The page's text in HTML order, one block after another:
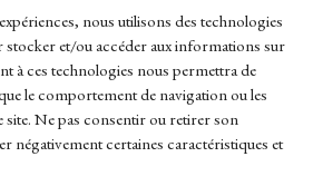
nous utilisons des technologies
stocker et/ou accéder aux informations sur
à ces technologies nous permettra de
le comportement de navigation ou les
site. Ne pas consentir ou retirer son
négativement certaines caractéristiques et